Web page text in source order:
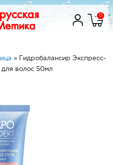
0
»
Гидробалансир Экспресс-
для волос 50мл